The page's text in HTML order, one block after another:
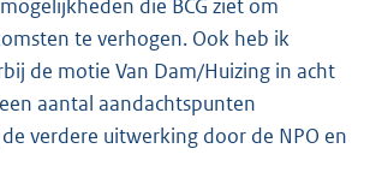
die BCG ziet om
te verhogen. Ook heb ik
de motie Van Dam/Huizing in acht
aantal aandachtspunten
verdere uitwerking door de NPO en